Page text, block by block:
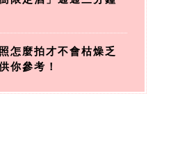
怎麼拍才不會枯燥乏
你參考！